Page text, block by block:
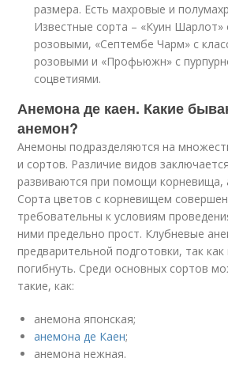
размера. Есть махровые и
Известные сорта – «Куин
розовыми, «Септембе Чарм» с
розовыми и «Профьюжн» с
соцветиями.
Анемона де каен. Какие
анемон?
Анемоны подразделяются на
и сортов. Различие видов
развиваются при помощи корневища,
Сорта цветов с корневищем
требовательны к условиям
ними предельно прост. Клубневые
предварительной подготовки, так
погибнуть. Среди основных сортов
такие, как:
анемона японская;
анемона де Каен;
анемона нежная.